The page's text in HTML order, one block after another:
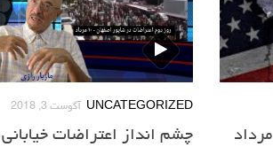
صدای کارگر سوسیالیست ۲۱۰- ۱۲ مرداد
UNCATEGORIZED آگوست 3, 2018